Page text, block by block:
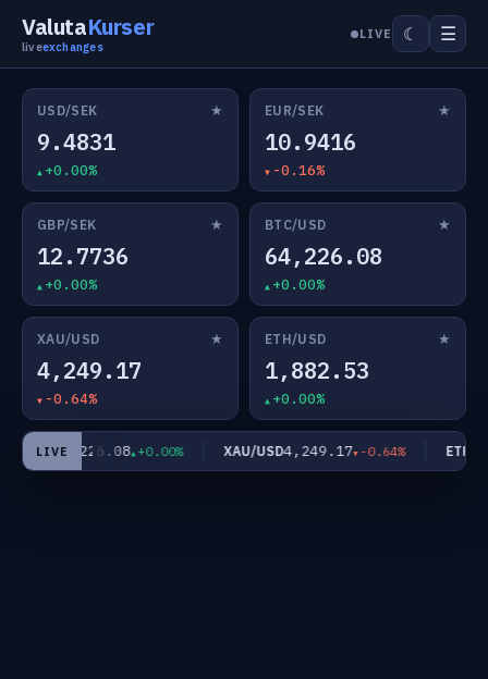
ValutaKurser
liveexchanges
LIVE ☾ ☰
USD/SEK ★
9.4831
+0.00%
EUR/SEK ★
10.9416
-0.16%
GBP/SEK ★
12.7736
+0.00%
BTC/USD ★
64,226.08
+0.00%
XAU/USD ★
4,249.17
-0.64%
ETH/USD ★
1,882.53
+0.00%
LIVE
USD64,226.08 +0.00% XAU/USD4,249.17 -0.64% ETH/